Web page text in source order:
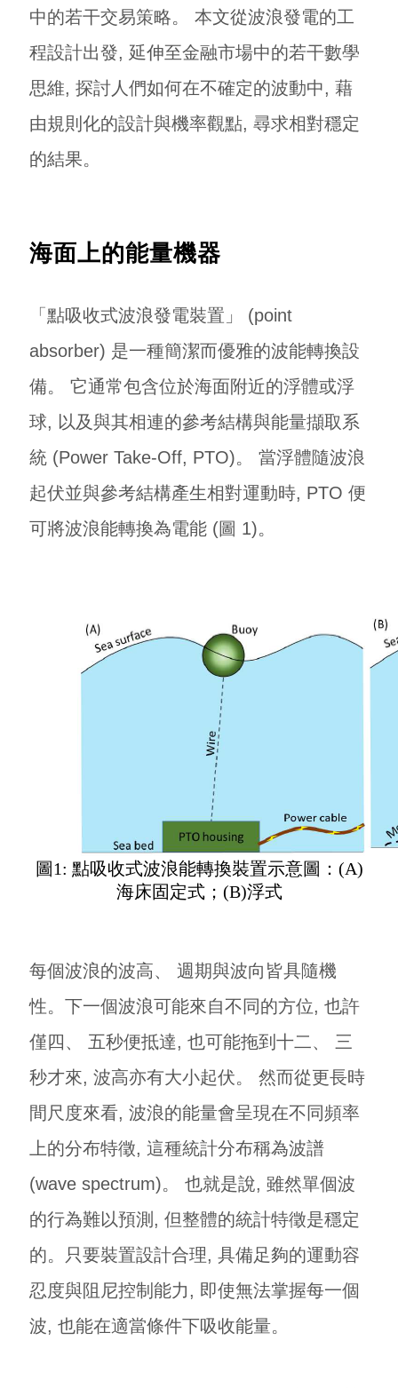
中的若干交易策略。 本文從波浪發電的工
程設計出發, 延伸至金融市場中的若干數學
思維, 探討人們如何在不確定的波動中, 藉
由規則化的設計與機率觀點, 尋求相對穩定
的結果。
海面上的能量機器
「點吸收式波浪發電裝置」 (point
absorber) 是一種簡潔而優雅的波能轉換設
備。 它通常包含位於海面附近的浮體或浮
球, 以及與其相連的參考結構與能量擷取系
統 (Power Take-Off, PTO)。 當浮體隨波浪
起伏並與參考結構產生相對運動時, PTO 便
可將波浪能轉換為電能 (圖 1)。
圖1: 點吸收式波浪能轉換裝置示意圖：(A)
海床固定式；(B)浮式
每個波浪的波高、 週期與波向皆具隨機
性。下一個波浪可能來自不同的方位, 也許
僅四、 五秒便抵達, 也可能拖到十二、 三
秒才來, 波高亦有大小起伏。 然而從更長時
間尺度來看, 波浪的能量會呈現在不同頻率
上的分布特徵, 這種統計分布稱為波譜
(wave spectrum)。 也就是說, 雖然單個波
的行為難以預測, 但整體的統計特徵是穩定
的。只要裝置設計合理, 具備足夠的運動容
忍度與阻尼控制能力, 即使無法掌握每一個
波, 也能在適當條件下吸收能量。